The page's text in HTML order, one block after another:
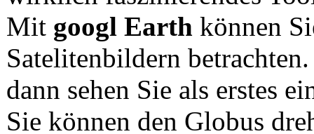
Mit googl Earth können
Satelitenbildern
dann sehen Sie als erstes
Sie können den Globus